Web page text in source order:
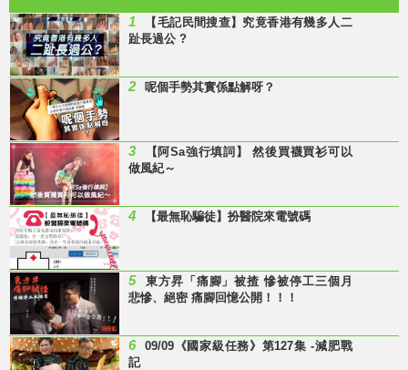
1
【毛記民間搜查】究竟香港有幾多人二
趾長過公 ?
2 呢個手勢其實係點解呀？
3
【阿Sa強行填詞】 然後買襪買衫可以
做風紀～
4 【最無恥騙徒】扮醫院來電號碼
5
東方昇「痛腳」被揸 慘被停工三個月
悲慘、絕密 痛腳回憶公開！！！
6
09/09《國家級任務》第127集 -減肥戰
記